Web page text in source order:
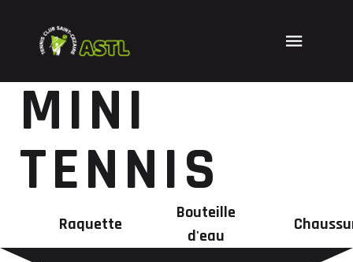
MINI
TENNIS
Raquette
Bouteille
d'eau